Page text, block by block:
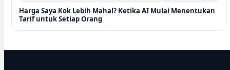
Harga Saya Kok Lebih Mahal? Ketika AI Mulai Menentukan
Tarif untuk Setiap Orang